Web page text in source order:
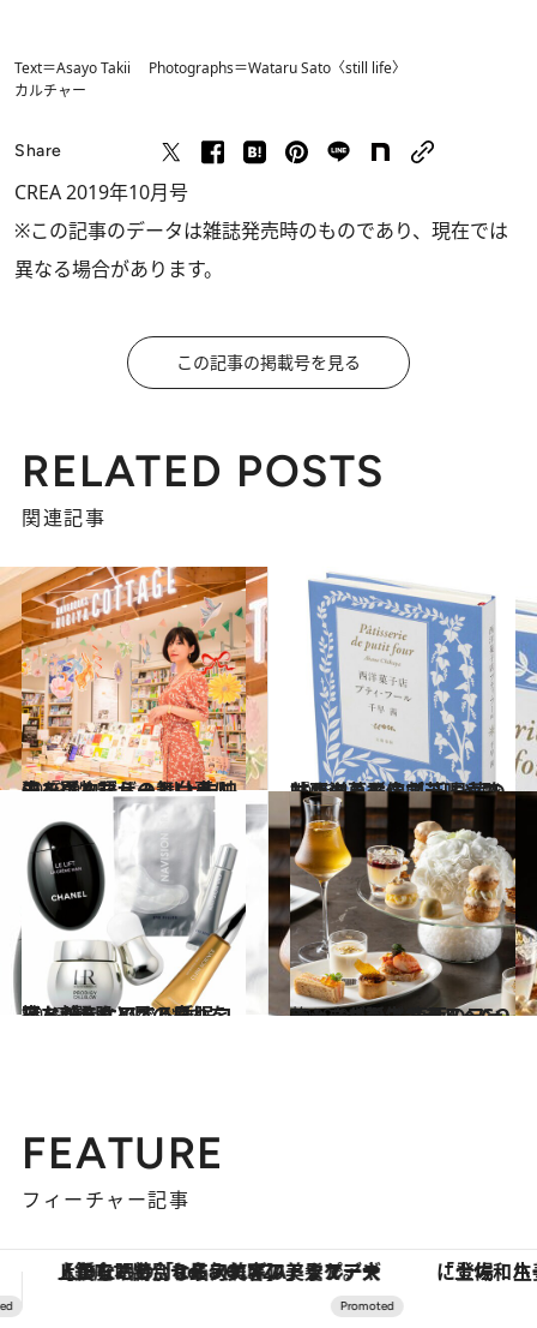
Text＝Asayo Takii Photographs＝Wataru Sato〈still life〉
カルチャー
Share
CREA 2019年10月号
※この記事のデータは雑誌発売時のものであり、現在では
異なる場合があります。
この記事の掲載号を見る
RELATED POSTS
関連記事
2019.9.15
シングルマザーという人生を選んだら？ 川上未映子『夏物語』の舞台裏に迫る
カルチャー 2016.4.3
甘さのみならず苦味や酸味もある群像劇 千早茜の『西洋菓子店プティ・フール』
カルチャー
2019.9.14
寝ながらケアする睡眠コスメ7選 肌と目の疲れを持ち越さないで
ビューティ＆ヘルス 2019.9.17
シャネルのアフタヌーンティーが誕生 東西のフォーシーズンズホテルへGO
旅＆お出かけ
FEATURE
フィーチャー記事
「土佐和ハーブかき氷」がOMO7高知に登場！生姜、山椒、大葉など目にも舌にも涼を呼ぶ郷土の味 ヴァシュロン・コンスタンタ